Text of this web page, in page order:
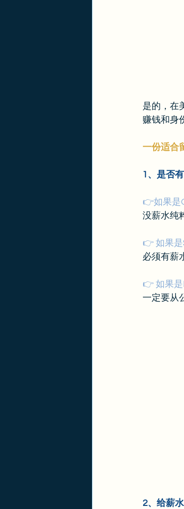
是的，在
赚钱和身
一份适合
1、是否
👉如果是
没薪水纯
👉 如果
必须有薪
👉 如果
一定要从
2、给薪